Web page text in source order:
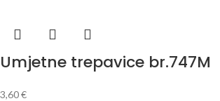
Umjetne trepavice br.747M
3,60€